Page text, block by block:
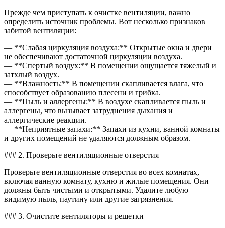
Прежде чем приступать к очистке вентиляции, важно
определить источник проблемы. Вот несколько признаков
забитой вентиляции:
— **Слабая циркуляция воздуха:** Открытые окна и двери
не обеспечивают достаточной циркуляции воздуха.
— **Спертый воздух:** В помещении ощущается тяжелый и
затхлый воздух.
— **Влажность:** В помещении скапливается влага, что
способствует образованию плесени и грибка.
— **Пыль и аллергены:** В воздухе скапливается пыль и
аллергены, что вызывает затруднения дыхания и
аллергические реакции.
— **Неприятные запахи:** Запахи из кухни, ванной комнаты
и других помещений не удаляются должным образом.
### 2. Проверьте вентиляционные отверстия
Проверьте вентиляционные отверстия во всех комнатах,
включая ванную комнату, кухню и жилые помещения. Они
должны быть чистыми и открытыми. Удалите любую
видимую пыль, паутину или другие загрязнения.
### 3. Очистите вентиляторы и решетки